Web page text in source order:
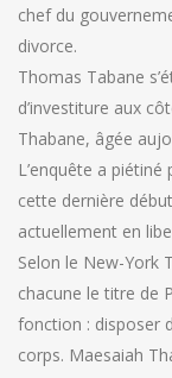
chef du
divorce.
Thomas Tabane
d’investiture aux
Thabane, âgée
L’enquête a piétiné
cette dernière
actuellement en
Selon le New-York
chacune le titre de
fonction : disposer
corps. Maesaiah